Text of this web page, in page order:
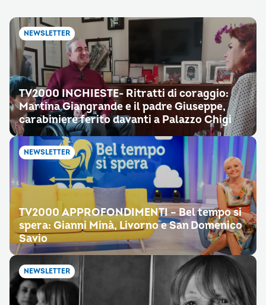
NEWSLETTER
TV2000 INCHIESTE- Ritratti di coraggio:
Martina Giangrande e il padre Giuseppe,
carabiniere ferito davanti a Palazzo Chigi
NEWSLETTER
TV2000 APPROFONDIMENTI – Bel tempo si
spera: Gianni Minà, Livorno e San Domenico
Savio
NEWSLETTER